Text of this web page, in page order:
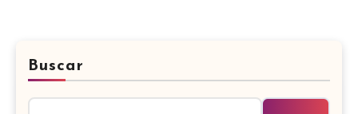
Buscar